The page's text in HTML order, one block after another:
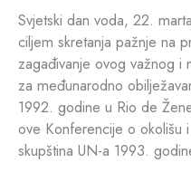
Svjetski dan voda, 22.
ciljem skretanja pažnje na
zagađivanje ovog važnog i
za međunarodno
1992. godine u Rio de
ove Konferencije o okolišu
skupština UN-a 1993.